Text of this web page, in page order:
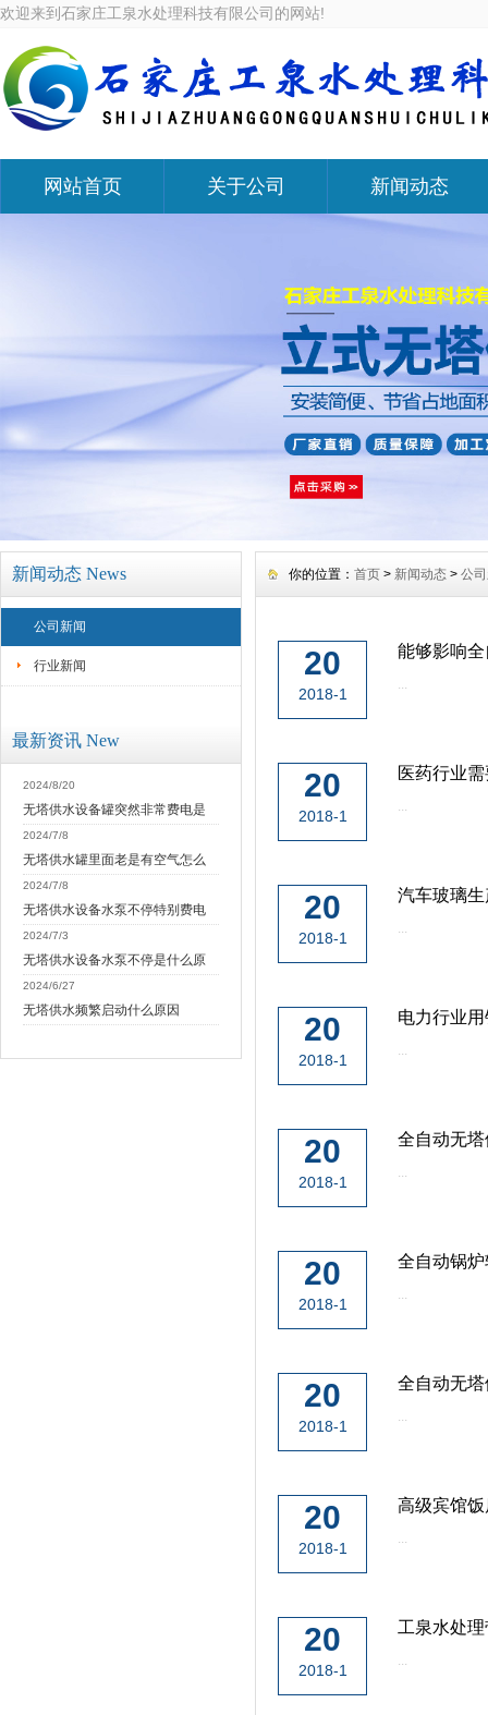
欢迎来到石家庄工泉水处理科技有限公司的网站!
网站首页 关于公司 新闻动态
新闻动态 News
公司新闻
行业新闻
最新资讯 New
2024/8/20
无塔供水设备罐突然非常费电是
2024/7/8
无塔供水罐里面老是有空气怎么
2024/7/8
无塔供水设备水泵不停特别费电
2024/7/3
无塔供水设备水泵不停是什么原
2024/6/27
无塔供水频繁启动什么原因
你的位置： 首页 > 新闻动态 > 公
20
2018-1
能够影响
...
20
2018-1
医药行业
...
20
2018-1
汽车玻璃
...
20
2018-1
电力行业
...
20
2018-1
全自动无
...
20
2018-1
全自动锅
...
20
2018-1
全自动无
...
20
2018-1
高级宾馆
...
20
2018-1
工泉水处
...